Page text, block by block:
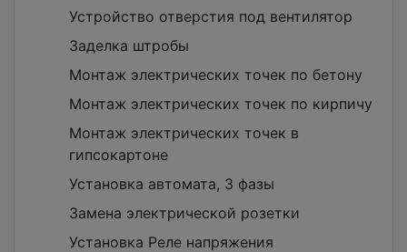
Устройство отверстия под вентилятор
Заделка штробы
Монтаж электрических точек по бетону
Монтаж электрических точек по кирпичу
Монтаж электрических точек в
гипсокартоне
Установка автомата, 3 фазы
Замена электрической розетки
Установка Реле напряжения